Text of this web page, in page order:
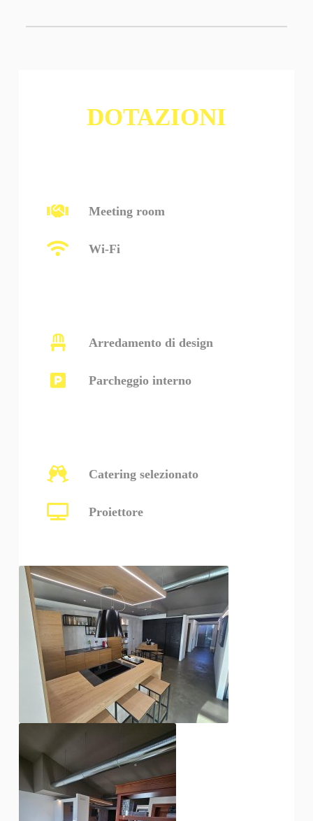
DOTAZIONI
Meeting room
Wi-Fi
Arredamento di design
Parcheggio interno
Catering selezionato
Proiettore